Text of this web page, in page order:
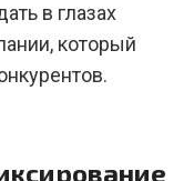
в глазах
который